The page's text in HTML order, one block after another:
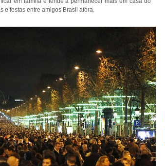
e festas entre amigos Brasil afora.